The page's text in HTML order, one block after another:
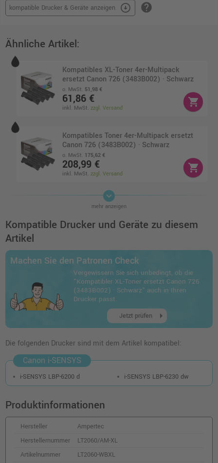
kompatible Drucker & Geräte anzeigen arrow_circle_down help
Ähnliche Artikel:
Kompatibles XL-Toner 4er-Multipack
ersetzt Canon 726 (3483B002) · Schwarz
o. MwSt. 51,98 €
61,86 €
inkl. MwSt.zzgl. Versand
shopping_cart
Kompatibles Toner 4er-Multipack ersetzt
Canon 726 (3483B002) · Schwarz
o. MwSt. 175,62 €
208,99 €
inkl. MwSt.zzgl. Versand
shopping_cart
Kompatibler Toner ersetzt Canon 726
o. MwSt.
57,99 €
keyboard_arrow_down
mehr anzeigen
Kompatible Drucker und Geräte zu diesem
Artikel
Machen Sie den Patronen Check
Vergewissern Sie sich unbedingt, ob die
"Kompatibler XL-Toner ersetzt Canon 726
(3483B002) · Schwarz" auch in Ihren
Drucker passt.
Jetzt prüfen arrow_right
Die folgenden Drucker sind mit dem Artikel kompatibel:
Canon i-SENSYS
i-SENSYS LBP-6200 d i-SENSYS LBP-6230 dw
Produktinformationen
Hersteller
Ampertec
Herstellernummer
LT2060/AM-XL
Artikelnummer
LT2060-WBXL